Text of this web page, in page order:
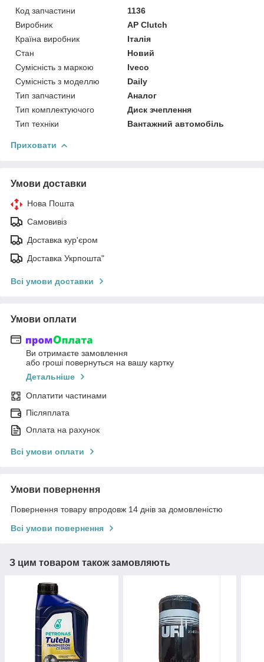
Код запчастини
1136
Виробник
AP Clutch
Країна виробник
Італія
Стан
Новий
Сумісність з маркою
Iveco
Сумісність з моделлю
Daily
Тип запчастини
Аналог
Тип комплектуючого
Диск зчеплення
Тип техніки
Вантажний автомобіль
Приховати
Умови доставки
Нова Пошта
Самовивіз
Доставка кур'єром
Доставка Укрпошта"
Всі умови доставки
Умови оплати
Ви отримаєте замовлення
або гроші повернуться на вашу картку
Детальніше
Оплатити частинами
Післяплата
Оплата на рахунок
Всі умови оплати
Умови повернення
Повернення товару впродовж 14 днів за домовленістю
Всі умови повернення
З цим товаром також замовляють